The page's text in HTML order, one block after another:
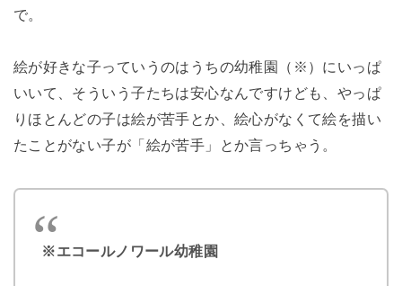
で。
絵が好きな子っていうのはうちの幼稚園（※）にいっぱ
いいて、そういう子たちは安心なんですけども、やっぱ
りほとんどの子は絵が苦手とか、絵心がなくて絵を描い
たことがない子が「絵が苦手」とか言っちゃう。
※エコールノワール幼稚園